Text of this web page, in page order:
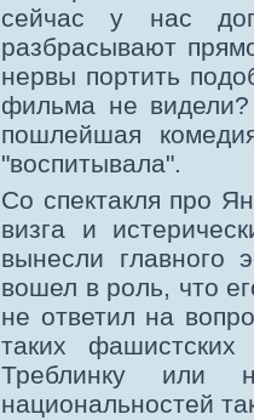
сейчас у нас
разбрасывают
нервы портить
фильма не
пошлейшая
"воспитывала".
Со спектакля про
визга и
вынесли главного
вошел в роль, что
не ответил на
таких
Треблинку или
национальностей